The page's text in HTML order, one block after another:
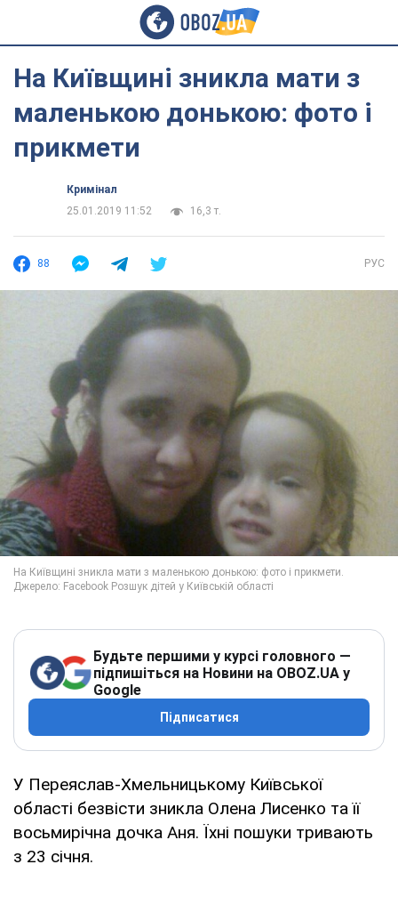
На Київщині зникла мати з
маленькою донькою: фото і
прикмети
Кримінал
25.01.2019 11:52
16,3 т.
88 РУС
Будьте першими у курсі головного —
підпишіться на Новини на OBOZ.UA у
Google
Підписатися
У Переяслав-Хмельницькому Київської
області безвісти зникла Олена Лисенко та її
восьмирічна дочка Аня. Їхні пошуки тривають
з 23 січня.